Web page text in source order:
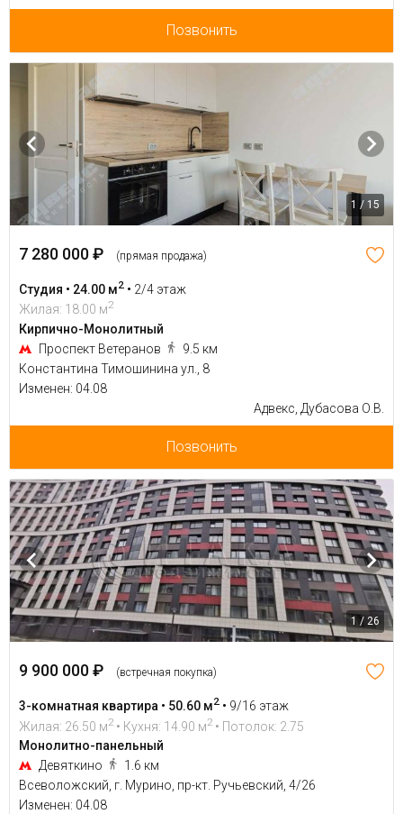
Позвонить
1 / 15
7 280 000 ₽ (прямая продажа)
Студия • 24.00 м2 • 2/4 этаж
Жилая: 18.00 м2
Кирпично-Монолитный
Проспект Ветеранов
9.5 км
Константина Тимошинина ул., 8
Изменен: 04.08
Адвекс, Дубасова О.В.
Позвонить
1 / 26
9 900 000 ₽ (встречная покупка)
3-комнатная квартира • 50.60 м2 • 9/16 этаж
Жилая: 26.50 м2 • Кухня: 14.90 м2 • Потолок: 2.75
Монолитно-панельный
Девяткино
1.6 км
Всеволожский, г. Мурино, пр-кт. Ручьевский, 4/26
Изменен: 04.08